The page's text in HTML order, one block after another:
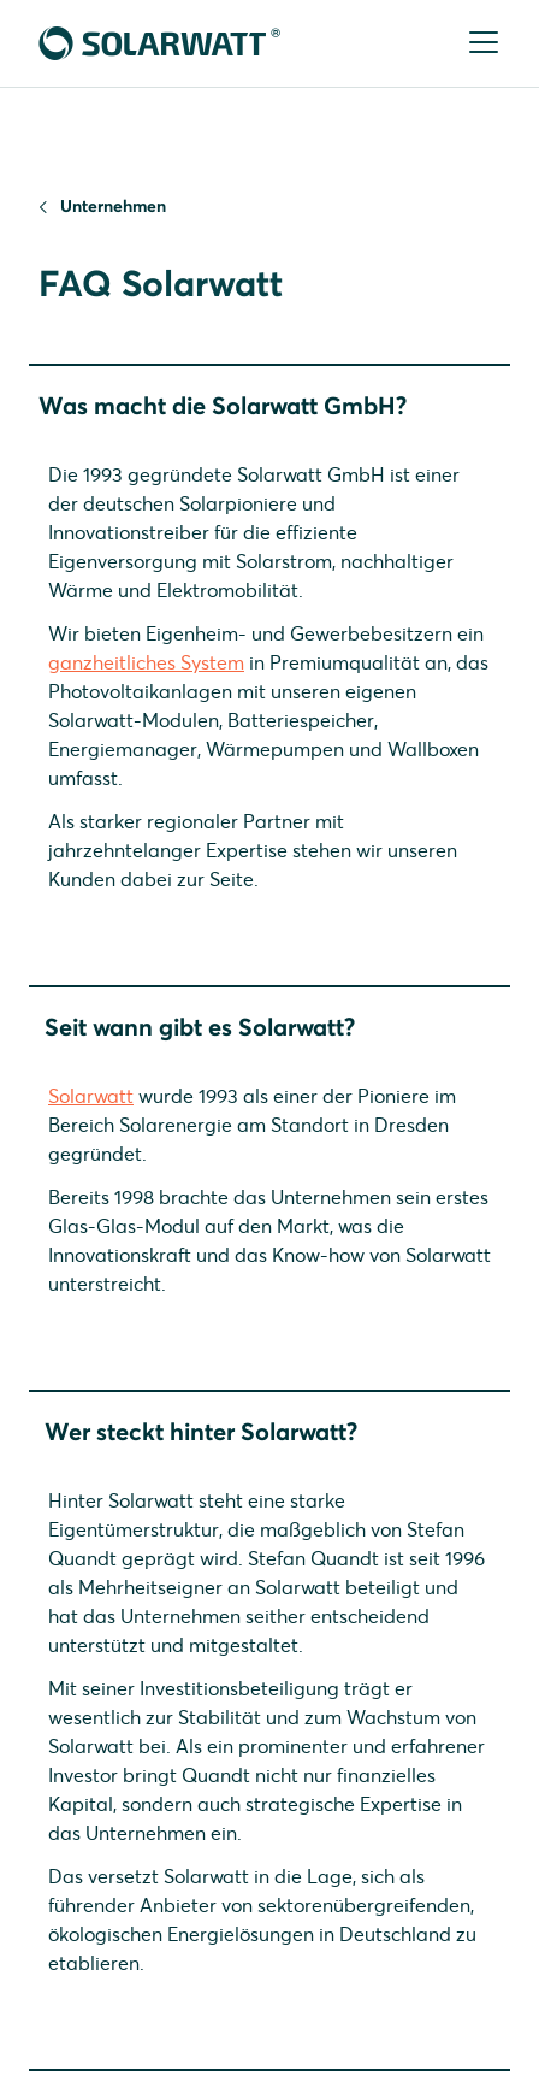
Unternehmen
FAQ Solarwatt
Was macht die Solarwatt GmbH?
Die 1993 gegründete Solarwatt GmbH ist einer
der deutschen Solarpioniere und
Innovationstreiber für die effiziente
Eigenversorgung mit Solarstrom, nachhaltiger
Wärme und Elektromobilität.
Wir bieten Eigenheim- und Gewerbebesitzern ein
ganzheitliches System in Premiumqualität an, das
Photovoltaikanlagen mit unseren eigenen
Solarwatt-Modulen, Batteriespeicher,
Energiemanager, Wärmepumpen und Wallboxen
umfasst.
Als starker regionaler Partner mit
jahrzehntelanger Expertise stehen wir unseren
Kunden dabei zur Seite.
Seit wann gibt es Solarwatt?
Solarwatt wurde 1993 als einer der Pioniere im
Bereich Solarenergie am Standort in Dresden
gegründet.
Bereits 1998 brachte das Unternehmen sein erstes
Glas-Glas-Modul auf den Markt, was die
Innovationskraft und das Know-how von Solarwatt
unterstreicht.
Wer steckt hinter Solarwatt?
Hinter Solarwatt steht eine starke
Eigentümerstruktur, die maßgeblich von Stefan
Quandt geprägt wird. Stefan Quandt ist seit 1996
als Mehrheitseigner an Solarwatt beteiligt und
hat das Unternehmen seither entscheidend
unterstützt und mitgestaltet.
Mit seiner Investitionsbeteiligung trägt er
wesentlich zur Stabilität und zum Wachstum von
Solarwatt bei. Als ein prominenter und erfahrener
Investor bringt Quandt nicht nur finanzielles
Kapital, sondern auch strategische Expertise in
das Unternehmen ein.
Das versetzt Solarwatt in die Lage, sich als
führender Anbieter von sektorenübergreifenden,
ökologischen Energielösungen in Deutschland zu
etablieren.